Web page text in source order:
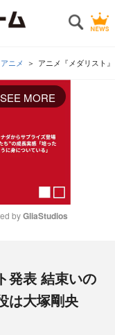
アニメ アニメ『メダリスト
SEE MORE
e
by GliaStudios
発表 結束いの
は大塚剛央